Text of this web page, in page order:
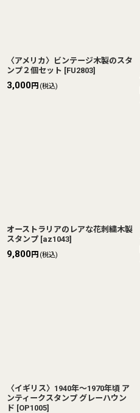
〈アメリカ〉ビンテージ木製のスタ
ンプ２個セット [FU2803]
3,000円 (税込)
オーストラリアのレアな花刺繍木製
スタンプ [az1043]
9,800円 (税込)
〈イギリス〉1940年〜1970年頃 ア
ンティークスタンプ グレーハウン
ド [OP1005]